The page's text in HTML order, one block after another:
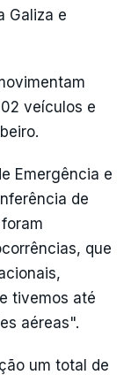
Galiza e
veículos e
Emergência e
de
que
tivemos até
aéreas".
um total de